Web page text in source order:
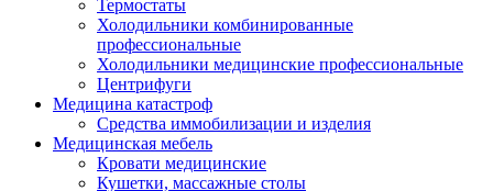
Термостаты
Холодильники комбинированные
профессиональные
Холодильники медицинские профессиональные
Центрифуги
Медицина катастроф
Средства иммобилизации и изделия
Медицинская мебель
Кровати медицинские
Кушетки, массажные столы